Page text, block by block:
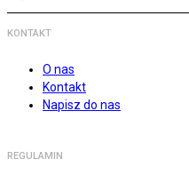
KONTAKT
O nas
Kontakt
Napisz do nas
REGULAMIN